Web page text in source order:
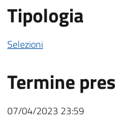
Tipologia
Selezioni
Termine
07/04/2023 23:59